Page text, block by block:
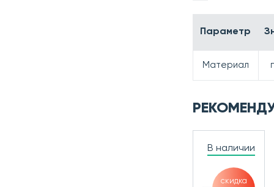
Параметр
Материал
В наличии
скидка